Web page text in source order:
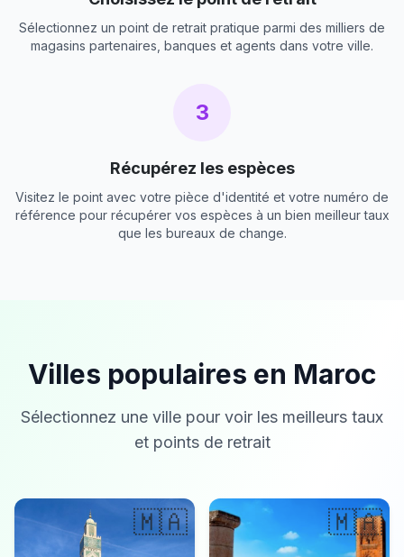
Sélectionnez un point de retrait pratique parmi des milliers de
magasins partenaires, banques et agents dans votre ville.
3
Récupérez les espèces
Visitez le point avec votre pièce d'identité et votre numéro de
référence pour récupérer vos espèces à un bien meilleur taux
que les bureaux de change.
Villes populaires en Maroc
Sélectionnez une ville pour voir les meilleurs taux
et points de retrait
🇲🇦 🇲🇦